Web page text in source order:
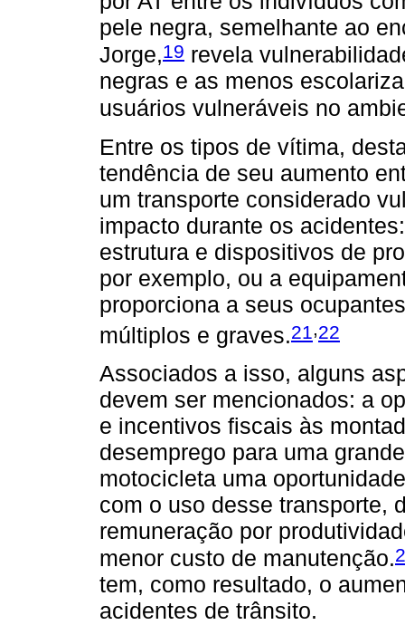
pele negra, semelhante ao
Jorge,19 revela
negras e as menos
usuários vulneráveis no
Entre os tipos de vítima,
tendência de seu aumento
um transporte considerado
impacto durante os
estrutura e dispositivos de
por exemplo, ou a
proporciona a seus
múltiplos e graves.21 22
Associados a isso, alguns
devem ser mencionados: a
e incentivos fiscais às
desemprego para uma
motocicleta uma
com o uso desse transporte,
remuneração por
menor custo de manutenção.
tem, como resultado, o
acidentes de trânsito.